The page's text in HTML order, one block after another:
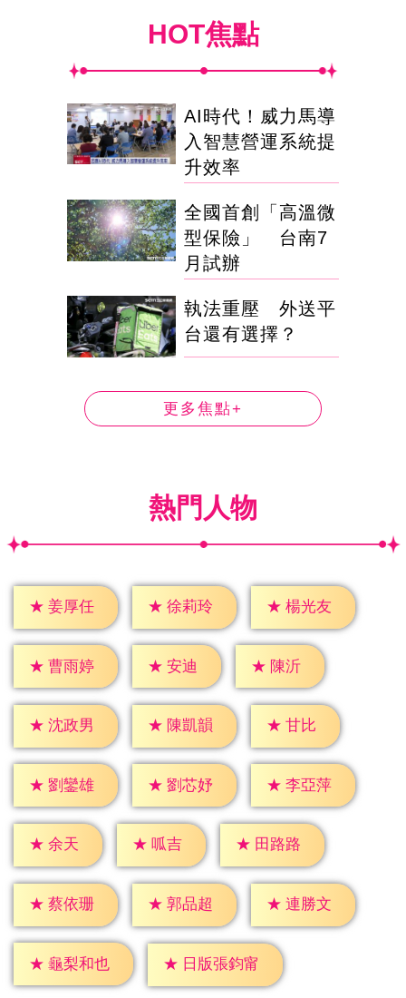
HOT焦點
AI時代！威力馬導
入智慧營運系統提
升效率
全國首創「高溫微
型保險」 台南7
月試辦
執法重壓 外送平
台還有選擇？
更多焦點+
熱門人物
★ 姜厚任 ★ 徐莉玲 ★ 楊光友
★ 曹雨婷 ★ 安迪 ★ 陳沂
★ 沈政男 ★ 陳凱韻 ★ 甘比
★ 劉鑾雄 ★ 劉芯妤 ★ 李亞萍
★ 余天 ★ 呱吉 ★ 田路路
★ 蔡依珊 ★ 郭品超 ★ 連勝文
★ 龜梨和也 ★ 日版張鈞甯